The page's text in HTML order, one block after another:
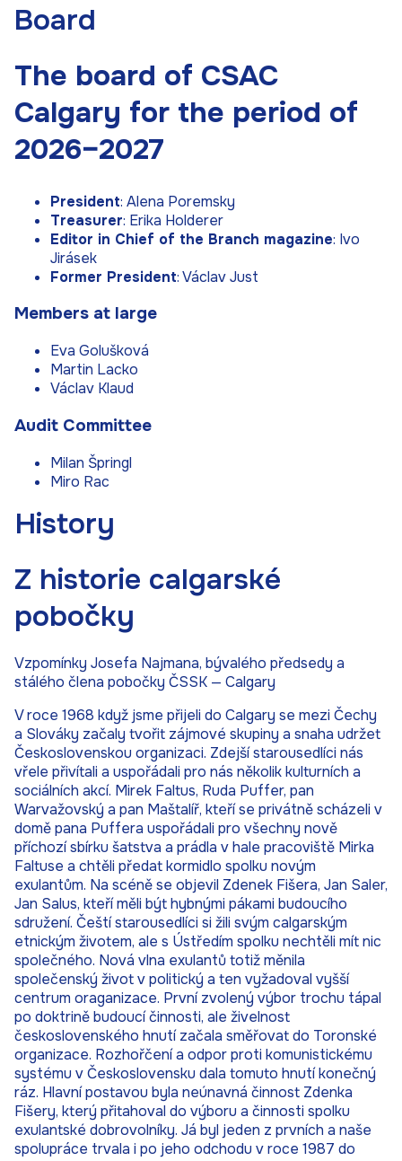
Board
The board of CSAC
Calgary for the period of
2026–2027
President: Alena Poremsky
Treasurer: Erika Holderer
Editor in Chief of the Branch magazine: Ivo
Jirásek
Former President: Václav Just
Members at large
Eva Golušková
Martin Lacko
Václav Klaud
Audit Committee
Milan Špringl
Miro Rac
History
Z historie calgarské
pobočky
Vzpomínky Josefa Najmana, bývalého předsedy a
stálého člena pobočky ČSSK — Calgary
V roce 1968 když jsme přijeli do Calgary se mezi Čechy
a Slováky začaly tvořit zájmové skupiny a snaha udržet
Československou organizaci. Zdejší starousedlíci nás
vřele přivítali a uspořádali pro nás několik kulturních a
sociálních akcí. Mirek Faltus, Ruda Puffer, pan
Warvažovský a pan Maštalíř, kteří se privátně scházeli v
domě pana Puffera uspořádali pro všechny nově
příchozí sbírku šatstva a prádla v hale pracoviště Mirka
Faltuse a chtěli předat kormidlo spolku novým
exulantům. Na scéně se objevil Zdenek Fišera, Jan Saler,
Jan Salus, kteří měli být hybnými pákami budoucího
sdružení. Čeští starousedlíci si žili svým calgarským
etnickým životem, ale s Ústředím spolku nechtěli mít nic
společného. Nová vlna exulantů totiž měnila
společenský život v politický a ten vyžadoval vyšší
centrum oraganizace. První zvolený výbor trochu tápal
po doktrině budoucí činnosti, ale živelnost
československého hnutí začala směřovat do Toronské
organizace. Rozhořčení a odpor proti komunistickému
systému v Československu dala tomuto hnutí konečný
ráz. Hlavní postavou byla neúnavná činnost Zdenka
Fišery, který přitahoval do výboru a činnosti spolku
exulantské dobrovolníky. Já byl jeden z prvních a naše
spolupráce trvala i po jeho odchodu v roce 1987 do